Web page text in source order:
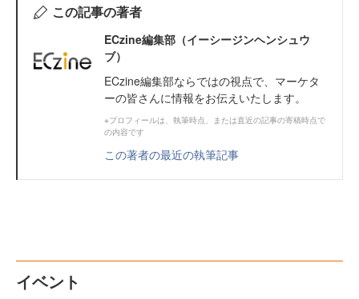
この記事の著者
ECzine編集部（イーシージンヘンシュウ
ブ）
ECzine編集部ならではの視点で、マーケタ
ーの皆さんに情報をお伝えいたします。
※プロフィールは、執筆時点、または直近の記事の寄稿時点で
の内容です
この著者の最近の執筆記事
イベント